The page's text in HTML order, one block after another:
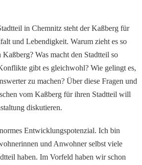
in Chemnitz steht der Kaßberg für
und Lebendigkeit. Warum zieht es so
Was macht den Stadtteil so
gibt es gleichwohl? Wie gelingt es,
zu machen? Über diese Fragen und
vom Kaßberg für ihren Stadtteil will
diskutieren.
Entwicklungspotenzial. Ich bin
und Anwohnerselbst viele
haben. Im Vorfeld haben wir schon